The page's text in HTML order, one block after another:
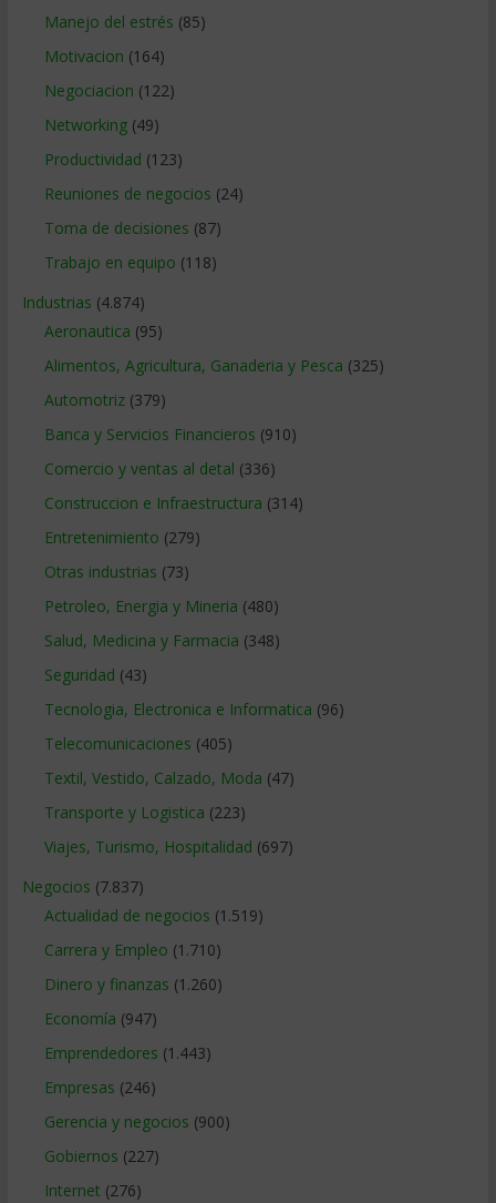
Manejo del estrés (85)
Motivacion (164)
Negociacion (122)
Networking(49)
Productividad (123)
Reuniones de negocios (24)
Toma de decisiones (87)
Trabajo en equipo (118)
Industrias (4.874)
Aeronautica (95)
Alimentos, Agricultura, Ganaderia y Pesca (325)
Automotriz(379)
Banca y Servicios Financieros (910)
Comercio y ventas al detal (336)
Construccion e Infraestructura (314)
Entretenimiento (279)
Otras industrias (73)
Petroleo, Energia y Mineria (480)
Salud, Medicina y Farmacia (348)
Seguridad (43)
Tecnologia, Electronica e Informatica (96)
Telecomunicaciones (405)
Textil, Vestido, Calzado, Moda (47)
Transporte y Logistica (223)
Viajes, Turismo, Hospitalidad (697)
Negocios (7.837)
Actualidad de negocios (1.519)
Carrera y Empleo (1.710)
Dinero y finanzas (1.260)
Economía (947)
Emprendedores (1.443)
Empresas (246)
Gerencia y negocios (900)
Gobiernos (227)
Internet (276)